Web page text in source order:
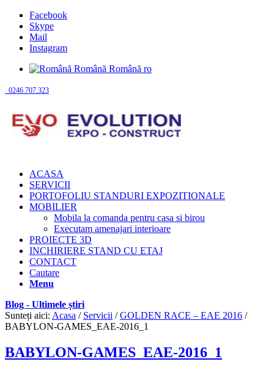
Facebook
Skype
Mail
Instagram
Română Română ro
0246.707.323
ACASA
SERVICII
PORTOFOLIU STANDURI EXPOZITIONALE
MOBILIER
Mobila la comanda pentru casa si birou
Executam amenajari interioare
PROIECTE 3D
INCHIRIERE STAND CU ETAJ
CONTACT
Cautare
Menu
Blog - Ultimele știri
Sunteți aici: Acasa / Servicii / GOLDEN RACE – EAE 2016 /
BABYLON-GAMES_EAE-2016_1
BABYLON-GAMES_EAE-2016_1